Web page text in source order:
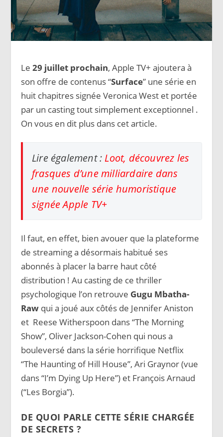
Le29 juillet prochain, Apple TV+ ajoutera à
son offre de contenus “Surface” une série en
huit chapitres signée Veronica West et portée
par un casting tout simplement exceptionnel .
On vous en dit plus dans cet article.
Lire également : Loot, découvrez les
frasques d’une milliardaire dans
une nouvelle série humoristique
signée Apple TV+
Il faut, en effet, bien avouer que la plateforme
de streaming a désormais habitué ses
abonnés à placer la barre haut côté
distribution ! Au casting de ce thriller
psychologique l’on retrouve Gugu Mbatha-
Raw qui a joué aux côtés de Jennifer Aniston
et Reese Witherspoon dans “The Morning
Show”, Oliver Jackson-Cohen qui nous a
bouleversé dans la série horrifique Netflix
“The Haunting of Hill House”, Ari Graynor (vue
dans “I’m Dying Up Here”) et François Arnaud
(“Les Borgia”).
DE QUOI PARLE CETTE SÉRIE CHARGÉE
DE SECRETS ?